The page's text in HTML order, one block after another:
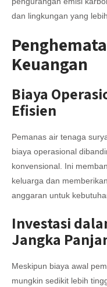
dan lingkungan yang
Keuangan
Biaya
Efisien
Pemanas air tenaga
biaya operasional
konvensional. Ini
keluarga dan
anggaran untuk
Investasi
Jangka
Meskipun biaya awal
mungkin sedikit lebih